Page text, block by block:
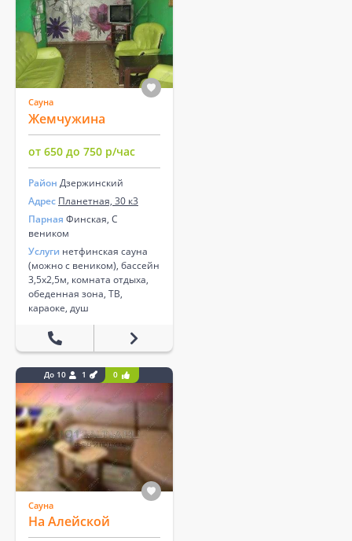
Сауна
Жемчужина
от 650 до 750 р/час
Район Дзержинский
Адрес Планетная, 30 к3
Парная Финская, С
веником
Услуги нетфинская сауна
(можно с веником), бассейн
3,5х2,5м, комната отдыха,
обеденная зона, ТВ,
караоке, душ
До 10 1 0
Сауна
На Алейской